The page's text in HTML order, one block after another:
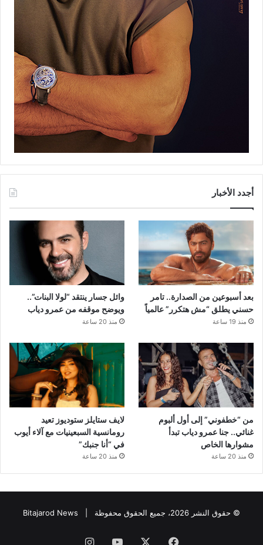
أجدد الأخبار
بعد أسبوعين من الصدارة.. تامر
حسني يطلق “مش هتكرر” عالمياً
منذ 19 ساعة
وائل جسار ينتقد “لولا البنات”..
ويوضح موقفه من عمرو دياب
منذ 20 ساعة
من “خطفوني” إلى أول ألبوم
غنائي.. جنا عمرو دياب تبدأ
مشوارها الخاص
منذ 20 ساعة
لايف ستايلز ستوديوز تعيد
رومانسية السبعينيات مع آلاء أيوب
في “أنا جنبك”
منذ 20 ساعة
© حقوق النشر 2026، جميع الحقوق محفوظة | Bitajarod News
فيسبوك ‫YouTubeانستقرام